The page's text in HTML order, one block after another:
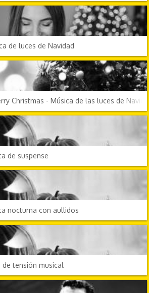
de luces de Navidad
Christmas - Música de las luces de
de suspense
nocturna con aullidos
tensión musical